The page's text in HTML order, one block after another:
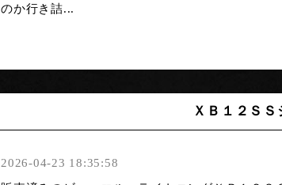
のか行き詰...
ＸＢ１２Ｓ
2026-04-23 18:35:58